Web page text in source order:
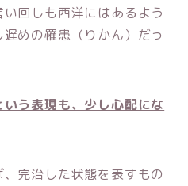
回しも西洋にはあるよう
めの罹患（りかん）だっ
いう表現も、少し心配にな
、完治した状態を表すもの